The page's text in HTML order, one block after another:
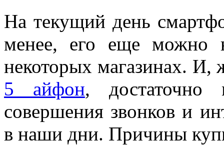
На текущий день
менее, его еще можно
некоторых магазинах.
5 айфон, достаточно
совершения звонков и
в наши дни. Причины